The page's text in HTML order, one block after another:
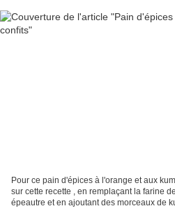
Pour ce pain d'épices à l'orange et aux
sur cette recette , en remplaçant la farine
épeautre et en ajoutant des morceaux de